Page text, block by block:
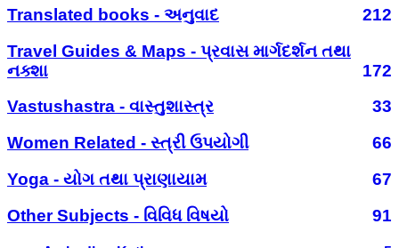
Translated books - અનુવાદ
212
Travel Guides & Maps - પ્રવાસ માર્ગદર્શન તથા
નક્શા
172
Vastushastra - વાસ્તુશાસ્ત્ર
33
Women Related - સ્ત્રી ઉપયોગી
66
Yoga - યોગ તથા પ્રાણાયામ
67
Other Subjects - વિવિધ વિષયો
91